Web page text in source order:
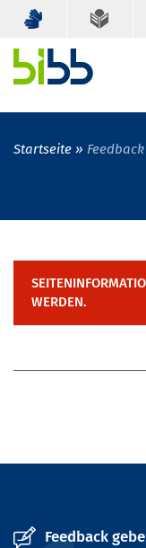
Startseite Feedback
WERDEN.
Feedback